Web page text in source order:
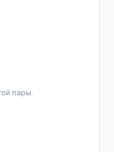
пары.